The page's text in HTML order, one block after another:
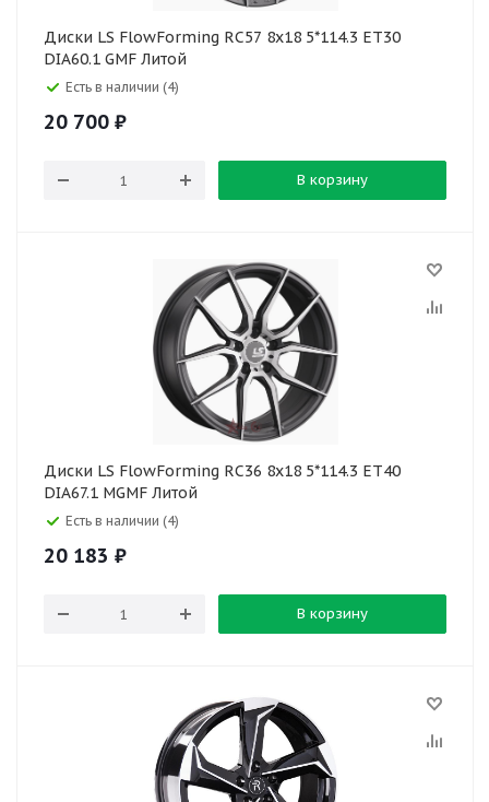
Диски LS FlowForming RC57 8x18 5*114.3 ET30
DIA60.1 GMF Литой
Есть в наличии (4)
20 700 ₽
В корзину
Диски LS FlowForming RC36 8x18 5*114.3 ET40
DIA67.1 MGMF Литой
Есть в наличии (4)
20 183 ₽
В корзину